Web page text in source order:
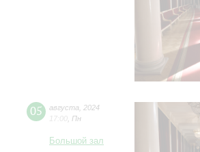
05 августа
2024
17:00 Пн
Большой зал